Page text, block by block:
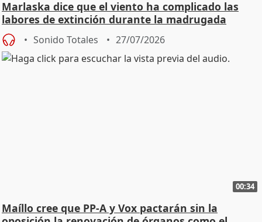
Marlaska dice que el viento ha complicado las
labores de extinción durante la madrugada
Sonido Totales 27/07/2026
00:34
Maíllo cree que PP-A y Vox pactarán sin la